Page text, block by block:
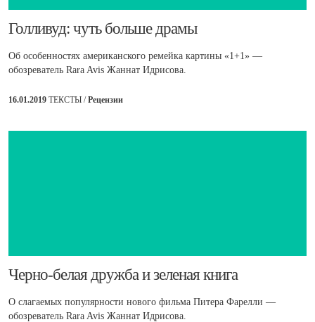
​Голливуд: чуть больше драмы
Об особенностях американского ремейка картины «1+1» —
обозреватель Rara Avis Жаннат Идрисова.
16.01.2019 ТЕКСТЫ /Рецензии
​Черно-белая дружба и зеленая книга
О слагаемых популярности нового фильма Питера Фарелли —
обозреватель Rara Avis Жаннат Идрисова.